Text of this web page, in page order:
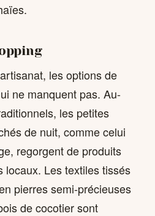
les options de
ne manquent pas. Au-
les petites
de nuit, comme celui
regorgent de produits
locaux. Les textiles tissés
pierres semi-précieuses
de cocotier sont